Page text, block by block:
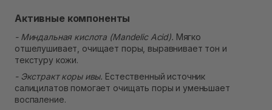
Активные компоненты
- Миндальная кислота (Mandelic Acid). Мягко
отшелушивает, очищает поры, выравнивает тон и
текстуру кожи.
- Экстракт коры ивы. Естественный источник
салицилатов помогает очищать поры и уменьшает
воспаление.